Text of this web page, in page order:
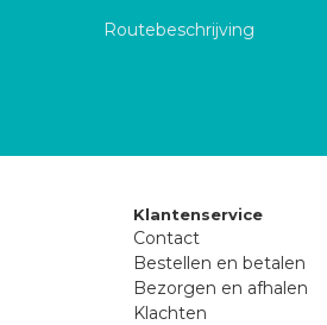
Routebeschrijving
Klantenservice
Contact
Bestellen en betalen
Bezorgen en afhalen
Klachten